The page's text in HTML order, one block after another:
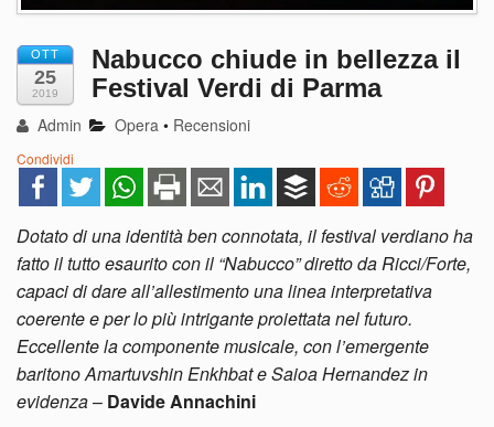
OTT
25
2019
Nabucco chiude in bellezza il
Festival Verdi di Parma
Admin Opera • Recensioni
Condividi
Dotato di una identità ben connotata, il festival verdiano ha
fatto il tutto esaurito con il “Nabucco” diretto da Ricci/Forte,
capaci di dare all’allestimento una linea interpretativa
coerente e per lo più intrigante proiettata nel futuro.
Eccellente la componente musicale, con l’emergente
baritono Amartuvshin Enkhbat e Saioa Hernandez in
evidenza– Davide Annachini